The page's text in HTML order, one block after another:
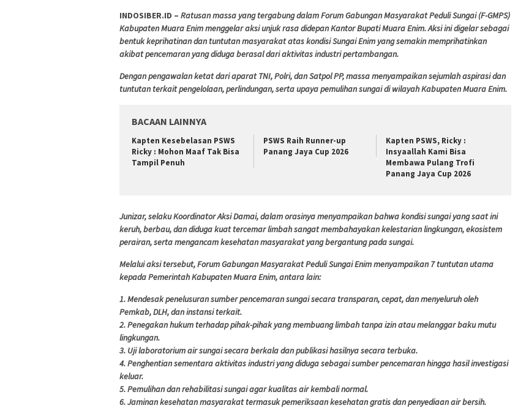
INDOSIBER.ID – Ratusan massa yang tergabung dalam Forum Gabungan Masyarakat Peduli Sungai (F-GMPS)
Kabupaten Muara Enim menggelar aksi unjuk rasa didepan Kantor Bupati Muara Enim. Aksi ini digelar sebagai
bentuk keprihatinan dan tuntutan masyarakat atas kondisi Sungai Enim yang semakin memprihatinkan
akibat pencemaran yang diduga berasal dari aktivitas industri pertambangan.
Dengan pengawalan ketat dari aparat TNI, Polri, dan Satpol PP, massa menyampaikan sejumlah aspirasi dan
tuntutan terkait pengelolaan, perlindungan, serta upaya pemulihan sungai di wilayah Kabupaten Muara Enim.
BACAAN LAINNYA
Kapten Kesebelasan PSWS
Ricky : Mohon Maaf Tak Bisa
Tampil Penuh
PSWS Raih Runner-up
Panang Jaya Cup 2026
Kapten PSWS, Ricky :
Insyaallah Kami Bisa
Membawa Pulang Trofi
Panang Jaya Cup 2026
Junizar, selaku Koordinator Aksi Damai, dalam orasinya menyampaikan bahwa kondisi sungai yang saat ini
keruh, berbau, dan diduga kuat tercemar limbah sangat membahayakan kelestarian lingkungan, ekosistem
perairan, serta mengancam kesehatan masyarakat yang bergantung pada sungai.
Melalui aksi tersebut, Forum Gabungan Masyarakat Peduli Sungai Enim menyampaikan 7 tuntutan utama
kepada Pemerintah Kabupaten Muara Enim, antara lain:
1. Mendesak penelusuran sumber pencemaran sungai secara transparan, cepat, dan menyeluruh oleh
Pemkab, DLH, dan instansi terkait.
2. Penegakan hukum terhadap pihak-pihak yang membuang limbah tanpa izin atau melanggar baku mutu
lingkungan.
3. Uji laboratorium air sungai secara berkala dan publikasi hasilnya secara terbuka.
4. Penghentian sementara aktivitas industri yang diduga sebagai sumber pencemaran hingga hasil investigasi
keluar.
5. Pemulihan dan rehabilitasi sungai agar kualitas air kembali normal.
6. Jaminan kesehatan masyarakat termasuk pemeriksaan kesehatan gratis dan penyediaan air bersih.